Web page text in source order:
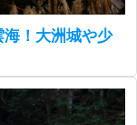
！大洲城や少